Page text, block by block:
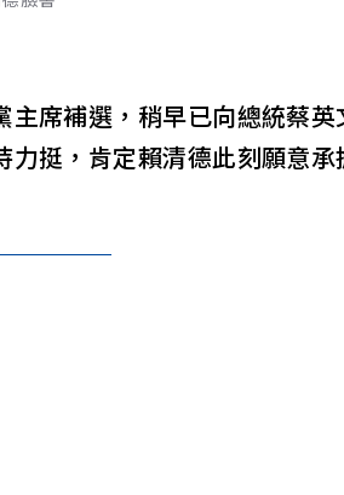
席補選，稍早已向總統蔡
挺，肯定賴清德此刻願意